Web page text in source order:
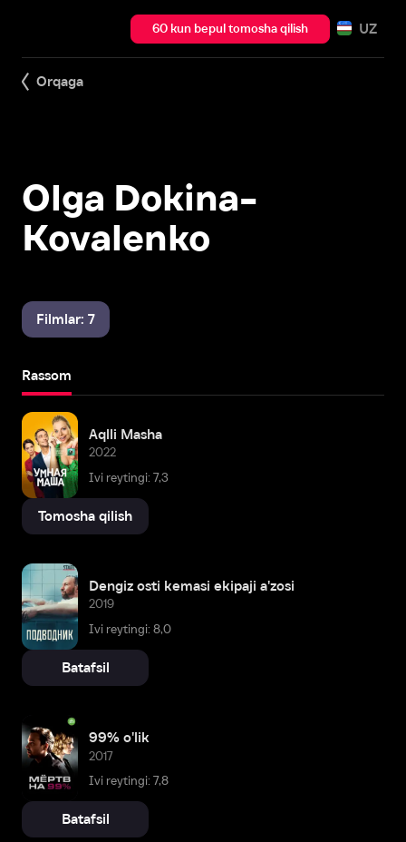
60 kun bepul tomosha qilish UZ
Orqaga
Olga Dokina-
Kovalenko
Filmlar: 7
Rassom
Aqlli Masha
2022
Ivi reytingi: 7,3
Tomosha qilish
Dengiz osti kemasi ekipaji a'zosi
2019
Ivi reytingi: 8,0
Batafsil
99% o'lik
2017
Ivi reytingi: 7,8
Batafsil